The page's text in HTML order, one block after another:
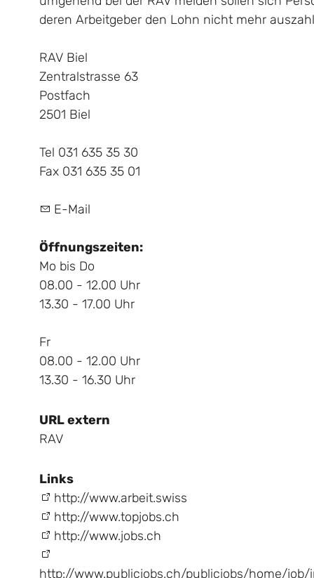
deren Arbeitgeber den Lohn nicht mehr
RAV Biel
Zentralstrasse 63
Postfach
2501 Biel
Tel 031 635 35 30
Fax 031 635 35 01
E-Mail
Öffnungszeiten:
Mo bis Do
08.00 - 12.00 Uhr
13.30 - 17.00 Uhr
Fr
08.00 - 12.00 Uhr
13.30 - 16.30 Uhr
URL extern
RAV
Links
http://www.arbeit.swiss
http://www.topjobs.ch
http://www.jobs.ch
http://www.publicjobs.ch/publicjobs/home/job/